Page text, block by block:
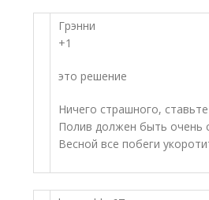
Грэнни
+1
это решение
Ничего страшного,
Полив должен быть очень
Весной все побеги